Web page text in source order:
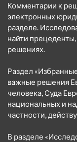
Комментарии к
электронных
разделе.
найти
решениях.
Раздел
важные решения
человека, Суда
национальных и
частности,
В разделе